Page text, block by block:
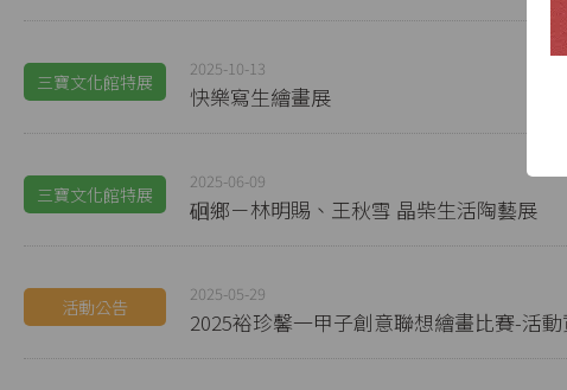
三寶文化館特展
2025-10-13
快樂寫生繪畫展
三寶文化館特展
2025-06-09
硘鄉－林明賜、王秋雪 晶柴生活陶藝展
活動公告
2025-05-29
2025裕珍馨一甲子創意聯想繪畫比賽-活